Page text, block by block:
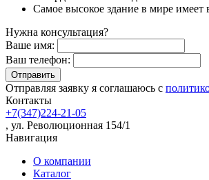
Самое высокое здание в мире
Нужна консультация?
Ваше имя:
Ваш телефон:
Отправляя заявку я соглашаюсь с
Контакты
+7(347)224-21-05
, ул. Революционная 154/1
Навигация
О компании
Каталог